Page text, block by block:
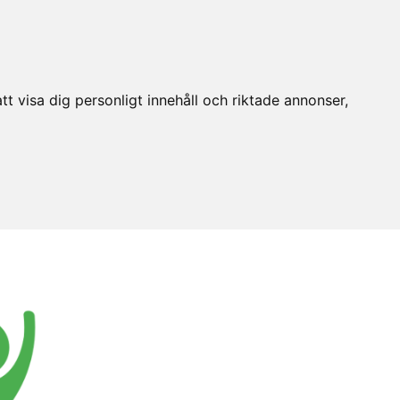
visa dig personligt innehåll och riktade annonser,